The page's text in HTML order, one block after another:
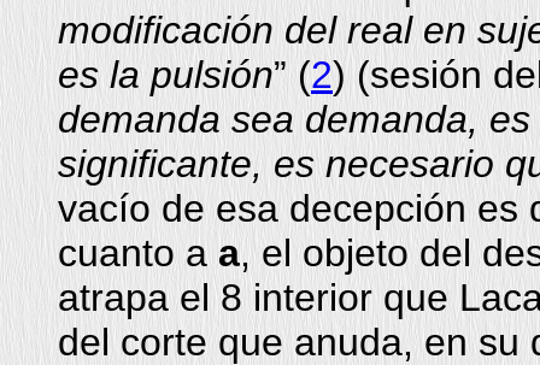
modificación del real en
es la pulsión” (2) (sesión
demanda sea demanda,
significante, es necesario
vacío de esa decepción es
cuanto a a, el objeto del
atrapa el 8 interior que
del corte que anuda, en su